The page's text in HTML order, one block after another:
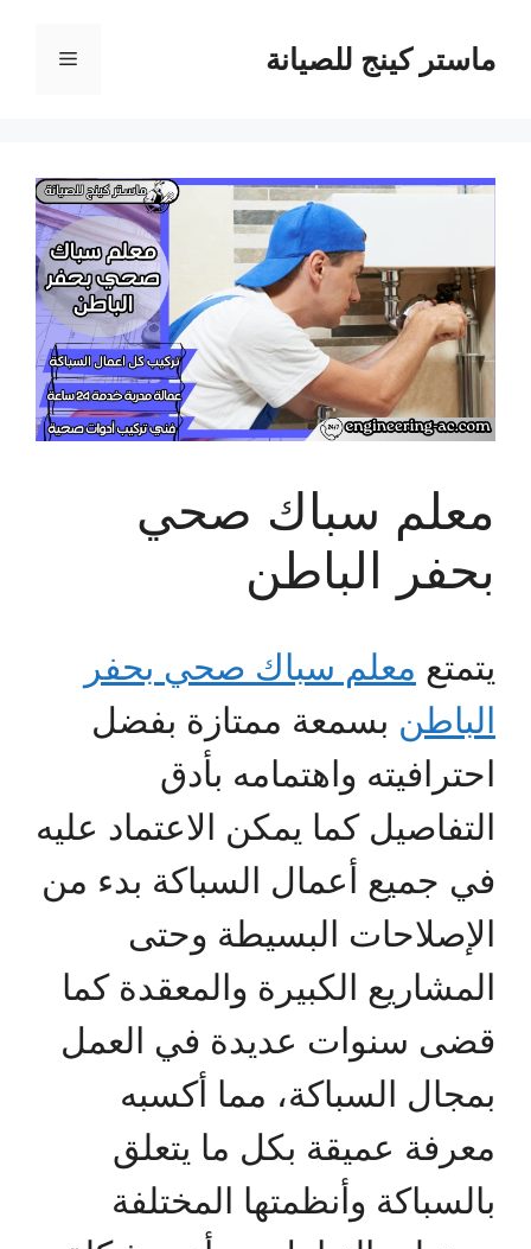
المحتوىماستر كينج للصيانة القائمة
معلم سباك صحي
بحفر الباطن
يتمتع معلم سباك صحي بحفر
الباطن بسمعة ممتازة بفضل
احترافيته واهتمامه بأدق
التفاصيل كما يمكن الاعتماد عليه
في جميع أعمال السباكة بدء من
الإصلاحات البسيطة وحتى
المشاريع الكبيرة والمعقدة كما
قضى سنوات عديدة في العمل
بمجال السباكة، مما أكسبه
معرفة عميقة بكل ما يتعلق
بالسباكة وأنظمتها المختلفة